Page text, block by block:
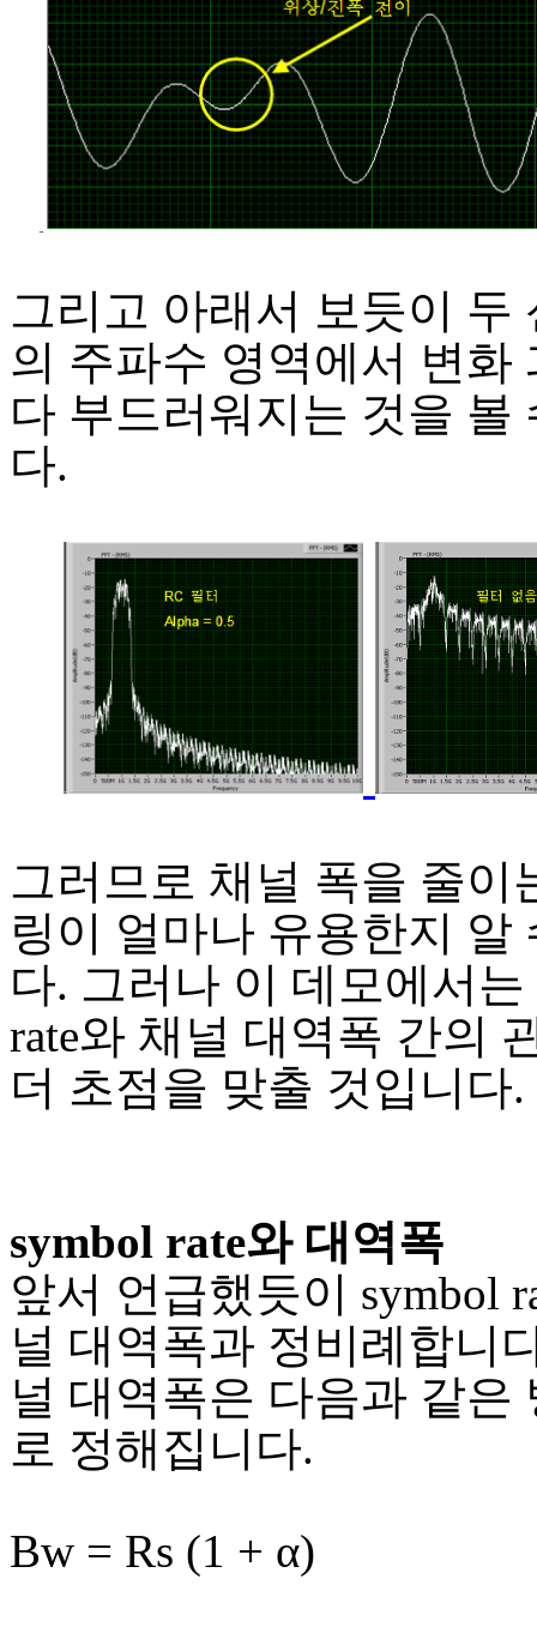
그리고 아래서 보듯이 두
의 주파수 영역에서 변화
다 부드러워지는 것을 볼
다.
그러므로 채널 폭을 줄이
링이 얼마나 유용한지 알
다. 그러나 이 데모에서는
rate와 채널 대역폭 간의
더 초점을 맞출 것입니다.
symbol rate와 대역폭
앞서 언급했듯이 symbol
널 대역폭과 정비례합니
널 대역폭은 다음과 같은
로 정해집니다.
Bw = Rs (1 + α)